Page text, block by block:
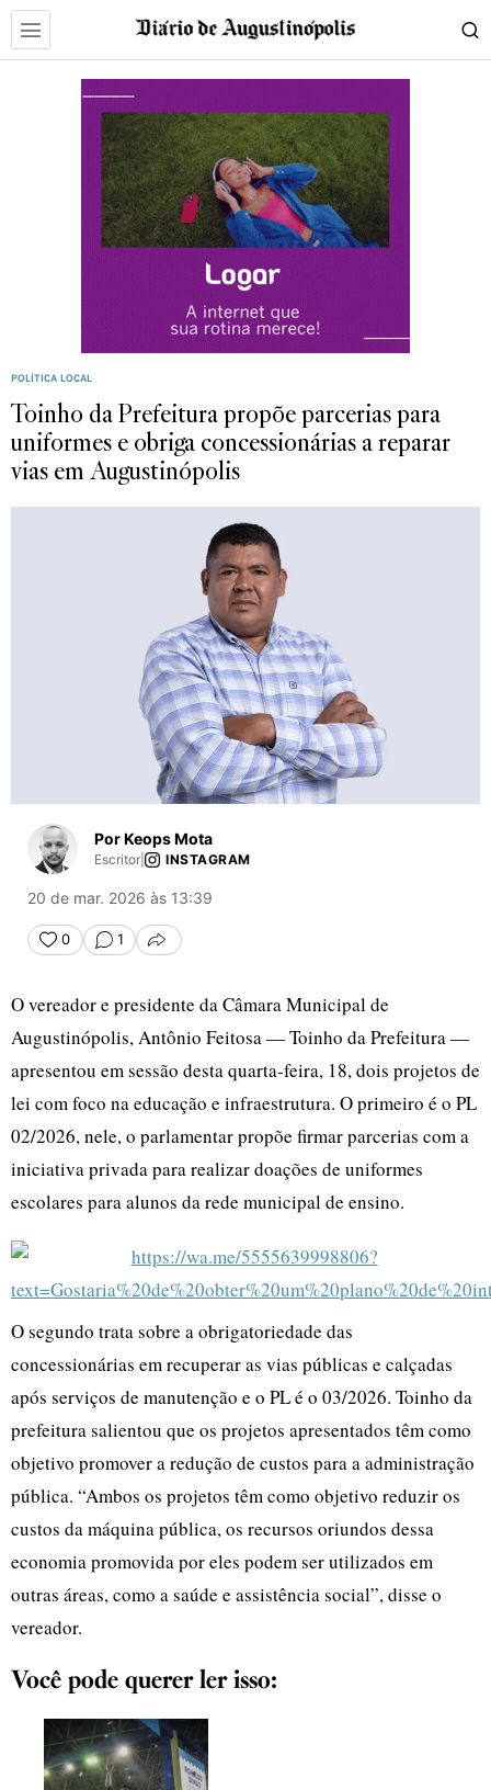
POLÍTICA LOCAL
Toinho da Prefeitura propõe parcerias para
uniformes e obriga concessionárias a reparar
vias em Augustinópolis
Por Keops Mota
Escritor INSTAGRAM
20 de mar. 2026 às 13:39
0 1 COMPARTILHAR
O vereador e presidente da Câmara Municipal de
Augustinópolis, Antônio Feitosa — Toinho da Prefeitura —
apresentou em sessão desta quarta-feira, 18, dois projetos de
lei com foco na educação e infraestrutura. O primeiro é o PL
02/2026, nele, o parlamentar propõe firmar parcerias com a
iniciativa privada para realizar doações de uniformes
escolares para alunos da rede municipal de ensino.
O segundo trata sobre a obrigatoriedade das
concessionárias em recuperar as vias públicas e calçadas
após serviços de manutenção e o PL é o 03/2026. Toinho da
prefeitura salientou que os projetos apresentados têm como
objetivo promover a redução de custos para a administração
pública. “Ambos os projetos têm como objetivo reduzir os
custos da máquina pública, os recursos oriundos dessa
economia promovida por eles podem ser utilizados em
outras áreas, como a saúde e assistência social”, disse o
vereador.
Você pode querer ler isso: